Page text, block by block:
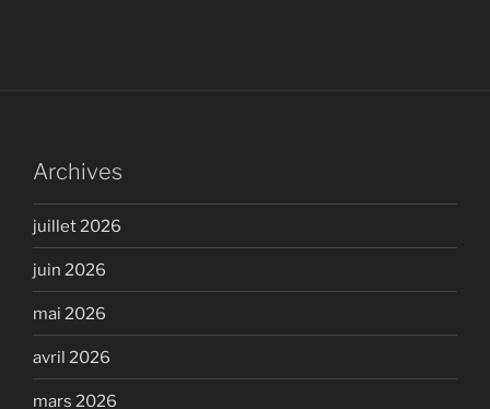
Archives
juillet 2026
juin 2026
mai 2026
avril 2026
mars 2026